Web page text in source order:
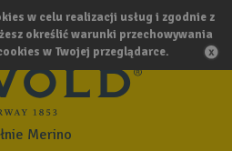
w celu realizacji usług i zgodnie z
określić warunki przechowywania
w Twojej przeglądarce.
Merino